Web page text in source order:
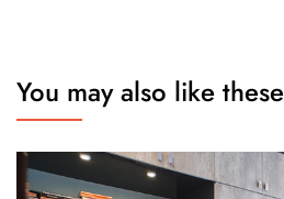
You may also like these